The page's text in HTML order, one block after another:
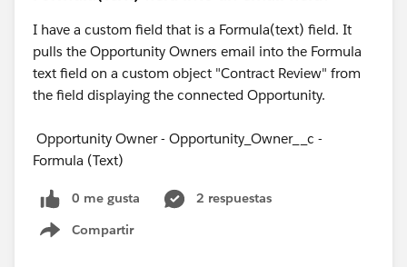
I have a custom field that is a Formula(text) field. It
pulls the Opportunity Owners email into the Formula
text field on a custom object "Contract Review" from
the field displaying the connected Opportunity.
Opportunity Owner - Opportunity_Owner__c -
Formula (Text)
0 me gusta
2 respuestas
Compartir
Show menu